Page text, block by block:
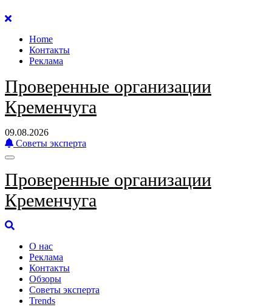
Перейти
содержанию
Home
Контакты
Реклама
Проверенные организации
Кременчуга
09.08.2026
Советы эксперта
Проверенные организации
Кременчуга
О нас
Реклама
Контакты
Обзоры
Советы эксперта
Trends